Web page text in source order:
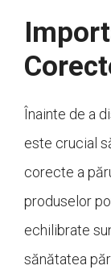
Înainte de a
este crucial
corecte a
produselor
echilibrate
sănătatea